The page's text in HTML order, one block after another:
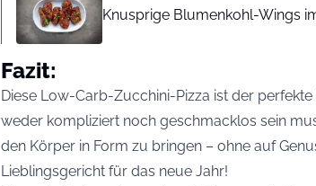
Knusprige Blumenkohl-Wings
Fazit:
Diese Low-Carb-Zucchini-Pizza ist der
weder kompliziert noch geschmacklos sein
den Körper in Form zu bringen – ohne auf
Lieblingsgericht für das neue Jahr!